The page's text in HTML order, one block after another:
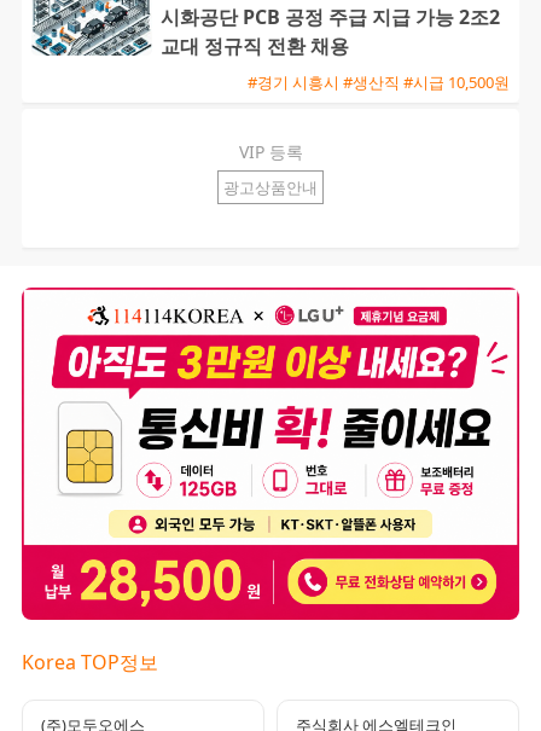
시화공단 PCB 공정 주급 지급 가능 2조2
교대 정규직 전환 채용
#경기 시흥시 #생산직 #시급 10,500원
VIP 등록
광고상품안내
Korea TOP정보
(주)모두오에스 주식회사 에스엘테크인